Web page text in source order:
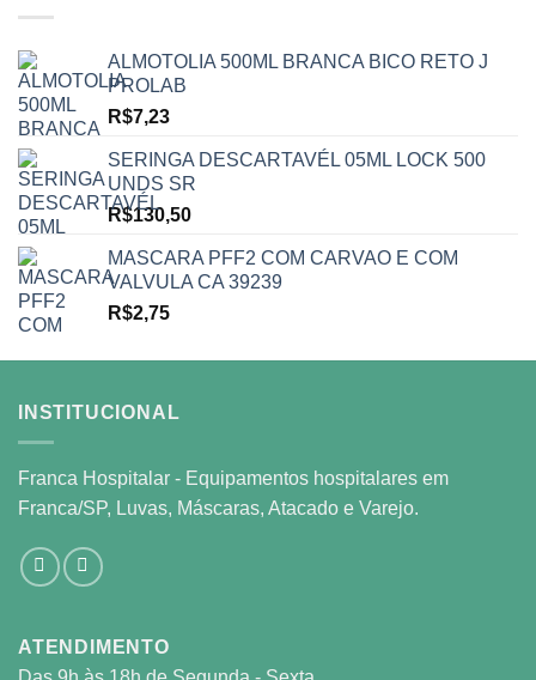
ALMOTOLIA 500ML BRANCA BICO RETO J
PROLAB
R$7,23
SERINGA DESCARTAVÉL 05ML LOCK 500
UNDS SR
R$130,50
MASCARA PFF2 COM CARVAO E COM
VALVULA CA 39239
R$2,75
INSTITUCIONAL
Franca Hospitalar - Equipamentos hospitalares em
Franca/SP, Luvas, Máscaras, Atacado e Varejo.
ATENDIMENTO